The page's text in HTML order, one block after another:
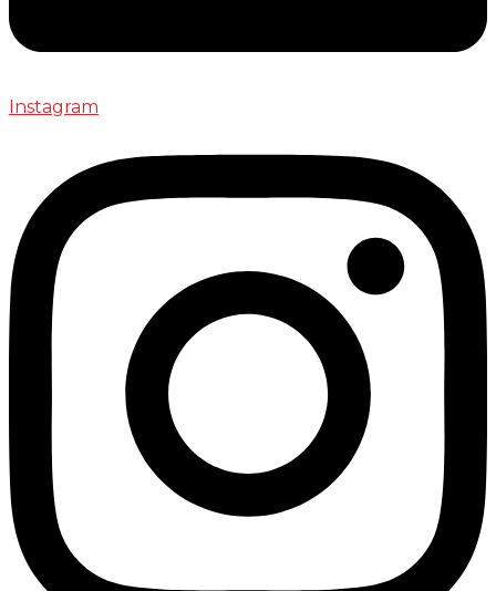
Instagram